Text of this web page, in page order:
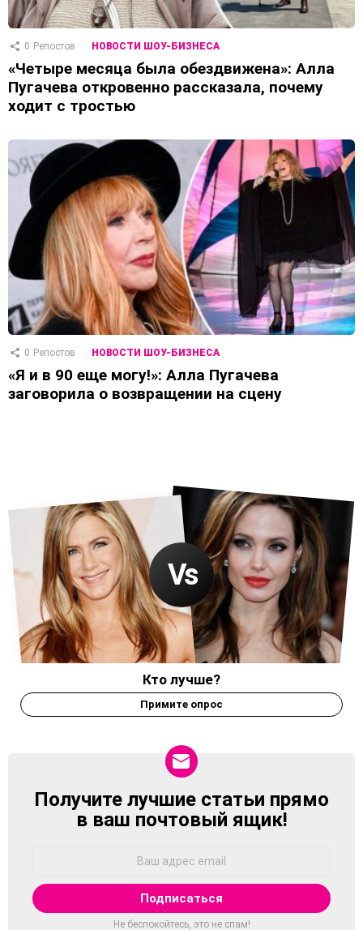
0 Репостов НОВОСТИ ШОУ-БИЗНЕСА
«Четыре месяца была обездвижена»: Алла
Пугачева откровенно рассказала, почему
ходит с тростью
0 Репостов НОВОСТИ ШОУ-БИЗНЕСА
«Я и в 90 еще могу!»: Алла Пугачева
заговорила о возвращении на сцену
Кто лучше?
Примите опрос
NEWSLETTER
Получите лучшие статьи прямо
в ваш почтовый ящик!
Не беспокойтесь, это не спам!